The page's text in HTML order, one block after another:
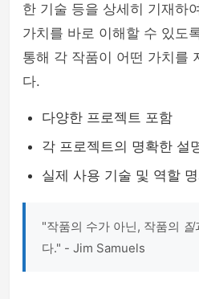
한 기술 등을 상세히 기재하
가치를 바로 이해할 수 있도
통해 각 작품이 어떤 가치를
다.
다양한 프로젝트 포함
각 프로젝트의 명확한 설
실제 사용 기술 및 역할 명
"작품의 수가 아닌, 작품의 질
다." - Jim Samuels